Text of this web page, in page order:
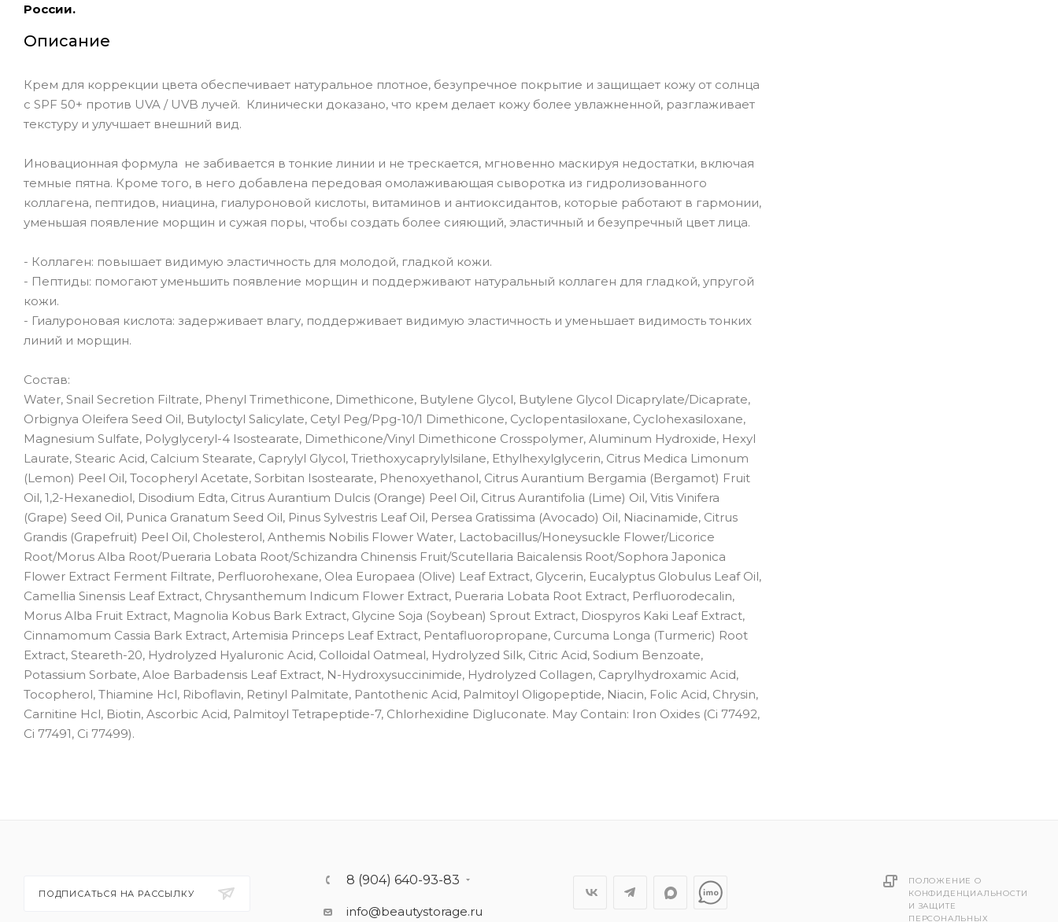
России.
Описание
Крем для коррекции цвета обеспечивает натуральное плотное, безупречное покрытие и защищает кожу от солнца
с SPF 50+ против UVA / UVB лучей. Клинически доказано, что крем делает кожу более увлажненной, разглаживает
текстуру и улучшает внешний вид.
Иновационная формула не забивается в тонкие линии и не трескается, мгновенно маскируя недостатки, включая
темные пятна. Кроме того, в него добавлена ​​передовая омолаживающая сыворотка из гидролизованного
коллагена, пептидов, ниацина, гиалуроновой кислоты, витаминов и антиоксидантов, которые работают в гармонии,
уменьшая появление морщин и сужая поры, чтобы создать более сияющий, эластичный и безупречный цвет лица.
- Коллаген: повышает видимую эластичность для молодой, гладкой кожи.
- Пептиды: помогают уменьшить появление морщин и поддерживают натуральный коллаген для гладкой, упругой
кожи.
- Гиалуроновая кислота: задерживает влагу, поддерживает видимую эластичность и уменьшает видимость тонких
линий и морщин.
Состав:
Water, Snail Secretion Filtrate, Phenyl Trimethicone, Dimethicone, Butylene Glycol, Butylene Glycol Dicaprylate/Dicaprate,
Orbignya Oleifera Seed Oil, Butyloctyl Salicylate, Cetyl Peg/Ppg-10/1 Dimethicone, Cyclopentasiloxane, Cyclohexasiloxane,
Magnesium Sulfate, Polyglyceryl-4 Isostearate, Dimethicone/Vinyl Dimethicone Crosspolymer, Aluminum Hydroxide, Hexyl
Laurate, Stearic Acid, Calcium Stearate, Caprylyl Glycol, Triethoxycaprylylsilane, Ethylhexylglycerin, Citrus Medica Limonum
(Lemon) Peel Oil, Tocopheryl Acetate, Sorbitan Isostearate, Phenoxyethanol, Citrus Aurantium Bergamia (Bergamot) Fruit
Oil, 1,2-Hexanediol, Disodium Edta, Citrus Aurantium Dulcis (Orange) Peel Oil, Citrus Aurantifolia (Lime) Oil, Vitis Vinifera
(Grape) Seed Oil, Punica Granatum Seed Oil, Pinus Sylvestris Leaf Oil, Persea Gratissima (Avocado) Oil, Niacinamide, Citrus
Grandis (Grapefruit) Peel Oil, Cholesterol, Anthemis Nobilis Flower Water, Lactobacillus/Honeysuckle Flower/Licorice
Root/Morus Alba Root/Pueraria Lobata Root/Schizandra Chinensis Fruit/Scutellaria Baicalensis Root/Sophora Japonica
Flower Extract Ferment Filtrate, Perfluorohexane, Olea Europaea (Olive) Leaf Extract, Glycerin, Eucalyptus Globulus Leaf Oil,
Camellia Sinensis Leaf Extract, Chrysanthemum Indicum Flower Extract, Pueraria Lobata Root Extract, Perfluorodecalin,
Morus Alba Fruit Extract, Magnolia Kobus Bark Extract, Glycine Soja (Soybean) Sprout Extract, Diospyros Kaki Leaf Extract,
Cinnamomum Cassia Bark Extract, Artemisia Princeps Leaf Extract, Pentafluoropropane, Curcuma Longa (Turmeric) Root
Extract, Steareth-20, Hydrolyzed Hyaluronic Acid, Colloidal Oatmeal, Hydrolyzed Silk, Citric Acid, Sodium Benzoate,
Potassium Sorbate, Aloe Barbadensis Leaf Extract, N-Hydroxysuccinimide, Hydrolyzed Collagen, Caprylhydroxamic Acid,
Tocopherol, Thiamine Hcl, Riboflavin, Retinyl Palmitate, Pantothenic Acid, Palmitoyl Oligopeptide, Niacin, Folic Acid, Chrysin,
Carnitine Hcl, Biotin, Ascorbic Acid, Palmitoyl Tetrapeptide-7, Chlorhexidine Digluconate. May Contain: Iron Oxides (Ci 77492,
Ci 77491, Ci 77499).
ПОДПИСАТЬСЯ НА РАССЫЛКУ
8 (904) 640-93-83
info@beautystorage.ru
ПОЛОЖЕНИЕ О
КОНФИДЕНЦИАЛЬНОСТИ
И ЗАЩИТЕ
ПЕРСОНАЛЬНЫХ